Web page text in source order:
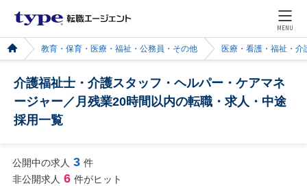
MENU
教育・保育・医療・福祉・公務員・その他 医療・看護・福祉・介
介護福祉士・介護スタッフ・ヘルパー・ケアマネ
ージャー／月残業20時間以内の転職・求人・中途
採用一覧
公開中の求人 3 件
非公開求人 6 件がヒット